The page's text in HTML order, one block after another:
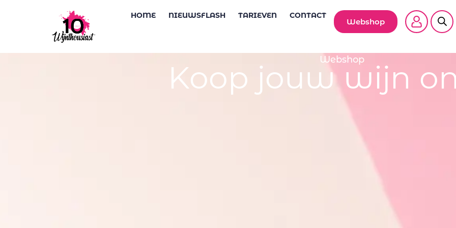
HOME NIEUWSFLASH TARIEVEN CONTACT
Webshop
Webshop
Koop jouw wijn